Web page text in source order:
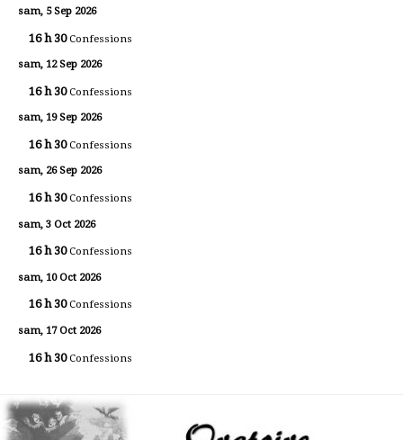
sam, 5 Sep 2026
16 h 30Confessions
sam, 12 Sep 2026
16 h 30Confessions
sam, 19 Sep 2026
16 h 30Confessions
sam, 26 Sep 2026
16 h 30Confessions
sam, 3 Oct 2026
16 h 30Confessions
sam, 10 Oct 2026
16 h 30Confessions
sam, 17 Oct 2026
16 h 30Confessions